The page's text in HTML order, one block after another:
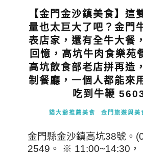
【金門金沙鎮美食】這
量也太巨大了吧？金門
表店家，還有全牛大餐
回憶，高坑牛肉食樂苑
高坑飲食部老店拼再造
制餐廳，一個人都能來
吃到牛鞭
貓大爺推薦美食 金門旅遊與美
金門縣金沙鎮高坑38號。
2549。 ※ 11:00~14:30，